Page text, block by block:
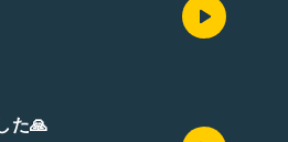
た🙏